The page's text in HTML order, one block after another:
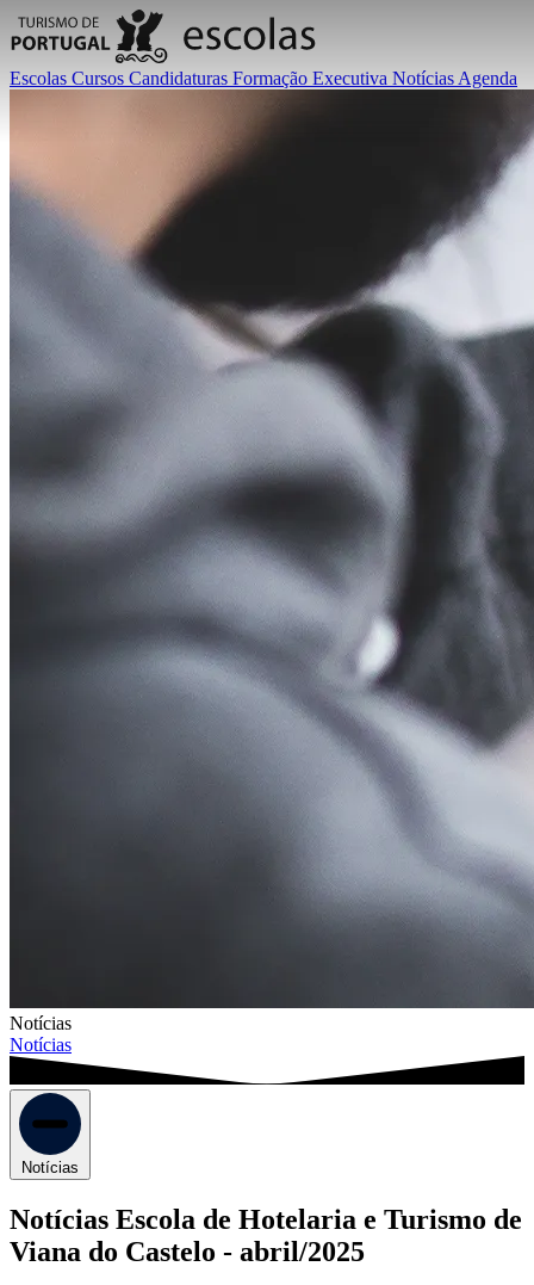
Escolas Cursos Candidaturas Formação Executiva Notícias Agenda
Notícias
Notícias
Notícias
Notícias Escola de Hotelaria e Turismo de
Viana do Castelo - abril/2025